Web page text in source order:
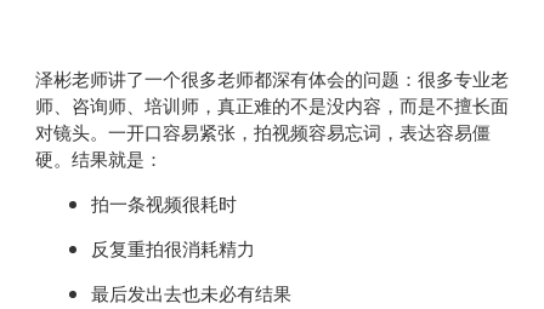
泽彬老师讲了一个很多老师都深有体会的问题：很多专业老
师、咨询师、培训师，真正难的不是没内容，而是不擅长面
对镜头。一开口容易紧张，拍视频容易忘词，表达容易僵
硬。结果就是：
拍一条视频很耗时
反复重拍很消耗精力
最后发出去也未必有结果